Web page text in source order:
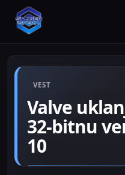
VEST
Valve
32-bitnu
10